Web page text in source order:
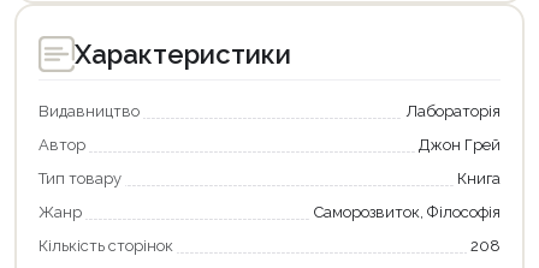
Характеристики
Видавництво
Лабораторія
Автор
Джон Грей
Тип товару
Книга
Жанр
Саморозвиток, Філософія
Кількість сторінок
208